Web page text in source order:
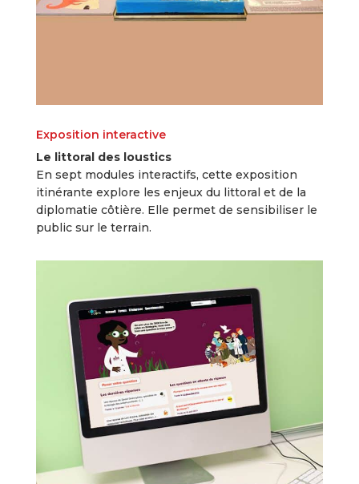
Exposition interactive
Le littoral des loustics
En sept modules interactifs, cette exposition
itinérante explore les enjeux du littoral et de la
diplomatie côtière. Elle permet de sensibiliser le
public sur le terrain.